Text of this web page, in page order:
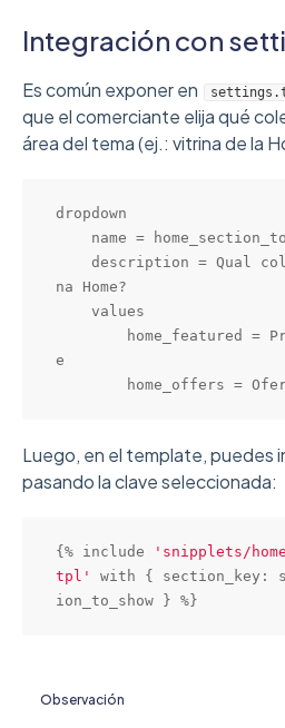
Integración con
Es común exponer en
que el comerciante elija qué
área del tema (ej.: vitrina de la
dropdown
na Home?
e
home_offers =
Luego, en el template, puedes
pasando la clave seleccionada:
{% include
'snipplets/
tpl'
with { section_key:
ion_to_show } %}
Observación